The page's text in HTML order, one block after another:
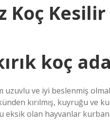
Koç
koç
uzuvlu ve iyi beslenmiş
kırılmış, kuyruğu ve
eksik olan hayvanlar kurban